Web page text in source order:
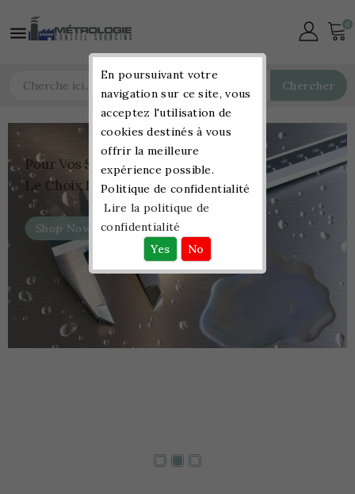
 0
Chercher
Pour Vos Services:
Le Choix De La Qualité
Shop Now
En poursuivant votre
navigation sur ce site, vous
acceptez l'utilisation de
cookies destinés à vous
offrir la meilleure
expérience possible.
Politique de confidentialité
Lire la politique de
confidentialité